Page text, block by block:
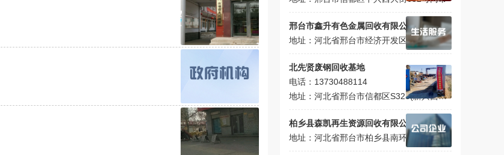
邢台市鑫升有色金属回收有限公司
地址：河北省邢台市经济开发区工业北街8号田家庄工业区
北先贤废钢回收基地
电话：13730488114
地址：河北省邢台市信都区S323(新兴西大街)
柏乡县森凯再生资源回收有限公司
地址：河北省邢台市柏乡县南环路绿道